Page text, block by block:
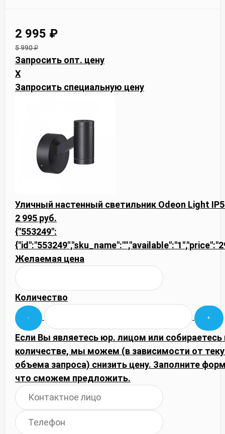
2 995 ₽
5 990₽
Запросить опт. цену
X
Запросить специальную цену
Уличный настенный светильник Odeon Light
2 995 руб.
{"553249":
Желаемая цена
Количество
Если Вы являетесь юр. лицом или
количестве, мы можем (в зависимости от
объема запроса) снизить цену. Заполните
что сможем предложить.